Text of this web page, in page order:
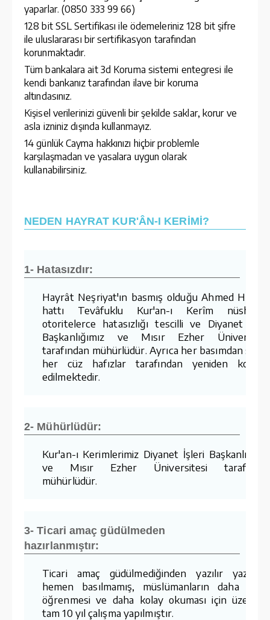
yaparlar. (0850 333 99 66)
128 bit SSL Sertifikası ile ödemeleriniz 128 bit şifre
ile uluslararası bir sertifikasyon tarafından
korunmaktadır.
Tüm bankalara ait 3d Koruma sistemi entegresi ile
kendi bankanız tarafından ilave bir koruma
altındasınız.
Kişisel verilerinizi güvenli bir şekilde saklar, korur ve
asla izniniz dışında kullanmayız.
14 günlük Cayma hakkınızı hiçbir problemle
karşılaşmadan ve yasalara uygun olarak
kullanabilirsiniz.
NEDEN HAYRAT KUR'ÂN-I KERİMİ?
1- Hatasızdır:
Hayrât Neşriyat'ın basmış olduğu Ahmed
hattı Tevâfuklu Kur'an-ı Kerîm
otoritelerce hatasızlığı tescilli ve Diyanet
Başkanlığımız ve Mısır Ezher
tarafından mühürlüdür. Ayrıca her basımdan
her cüz hafızlar tarafından yeniden
edilmektedir.
2- Mühürlüdür:
Kur'an-ı Kerimlerimiz Diyanet İşleri
ve Mısır Ezher Üniversitesi
mühürlüdür.
3- Ticari amaç güdülmeden
hazırlanmıştır:
Ticari amaç güdülmediğinden yazılır
hemen basılmamış, müslümanların daha
öğrenmesi ve daha kolay okuması için
tam 10 yıl çalışma yapılmıştır.